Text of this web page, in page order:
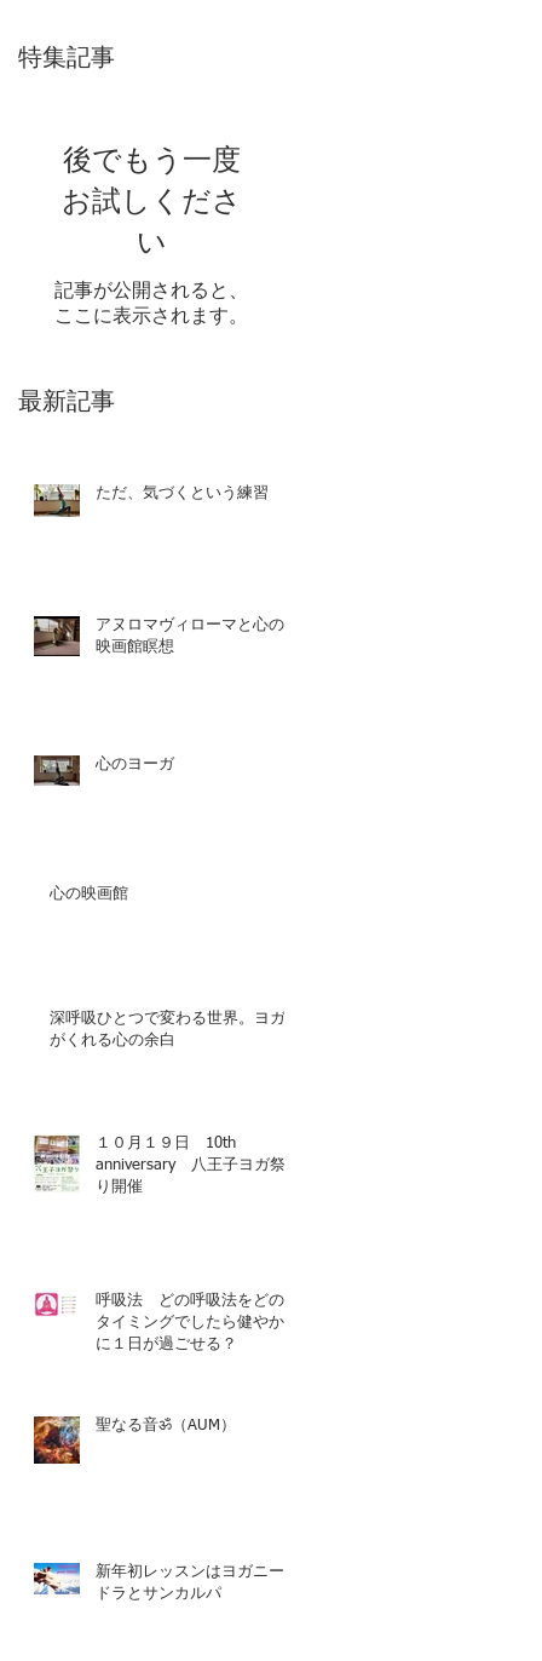
特集記事
後でもう一度
お試しくださ
い
記事が公開されると、
ここに表示されます。
最新記事
ただ、気づくという練習
アヌロマヴィローマと心の
映画館瞑想
心のヨーガ
心の映画館
深呼吸ひとつで変わる世界。ヨガ
がくれる心の余白
１０月１９日 10th
anniversary 八王子ヨガ祭
り開催
呼吸法 どの呼吸法をどの
タイミングでしたら健やか
に１日が過ごせる？
聖なる音ॐ（AUM）
新年初レッスンはヨガニー
ドラとサンカルパ